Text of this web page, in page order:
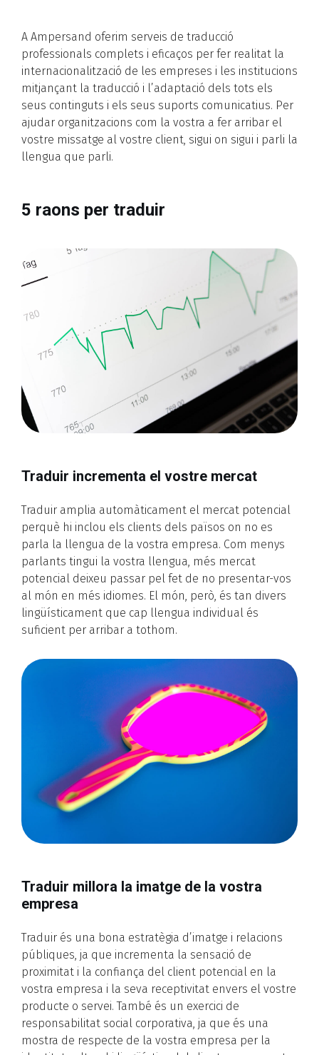
A Ampersand oferim serveis de traducció
professionals complets i eficaços per fer realitat la
internacionalització de les empreses i les institucions
mitjançant la traducció i l’adaptació dels tots els
seus continguts i els seus suports comunicatius. Per
ajudar organitzacions com la vostra a fer arribar el
vostre missatge al vostre client, sigui on sigui i parli la
llengua que parli.
5 raons per traduir
Traduir incrementa el vostre mercat
Traduir amplia automàticament el mercat potencial
perquè hi inclou els clients dels països on no es
parla la llengua de la vostra empresa. Com menys
parlants tingui la vostra llengua, més mercat
potencial deixeu passar pel fet de no presentar-vos
al món en més idiomes. El món, però, és tan divers
lingüísticament que cap llengua individual és
suficient per arribar a tothom.
Traduir millora la imatge de la vostra
empresa
Traduir és una bona estratègia d’imatge i relacions
públiques, ja que incrementa la sensació de
proximitat i la confiança del client potencial en la
vostra empresa i la seva receptivitat envers el vostre
producte o servei. També és un exercici de
responsabilitat social corporativa, ja que és una
mostra de respecte de la vostra empresa per la